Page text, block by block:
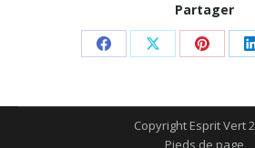
Partager
Partager
Facebook
Partager
X
Copyright Esprit Vert
Pieds de page